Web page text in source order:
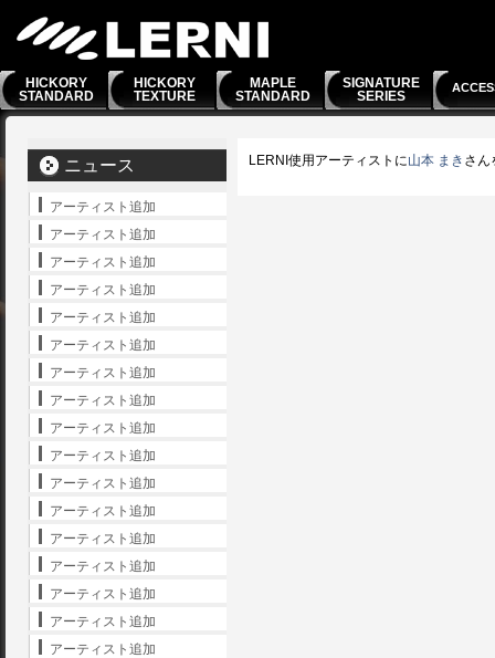
HICKORY
STANDARD
HICKORY
TEXTURE
MAPLE
STANDARD
SIGNATURE
SERIES
LERNI使用アーティストに山本 まき さん
ニュース
アーティスト追加
アーティスト追加
アーティスト追加
アーティスト追加
アーティスト追加
アーティスト追加
アーティスト追加
アーティスト追加
アーティスト追加
アーティスト追加
アーティスト追加
アーティスト追加
アーティスト追加
アーティスト追加
アーティスト追加
アーティスト追加
アーティスト追加